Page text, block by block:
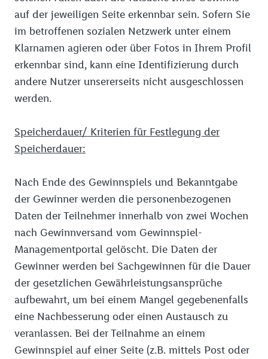
auf der jeweiligen Seite erkennbar sein. Sofern Sie
im betroffenen sozialen Netzwerk unter einem
Klarnamen agieren oder über Fotos in Ihrem Profil
erkennbar sind, kann eine Identifizierung durch
andere Nutzer unsererseits nicht ausgeschlossen
werden.
Speicherdauer/ Kriterien für Festlegung der
Speicherdauer:
Nach Ende des Gewinnspiels und Bekanntgabe
der Gewinner werden die personenbezogenen
Daten der Teilnehmer innerhalb von zwei Wochen
nach Gewinnversand vom Gewinnspiel-
Managementportal gelöscht. Die Daten der
Gewinner werden bei Sachgewinnen für die Dauer
der gesetzlichen Gewährleistungsansprüche
aufbewahrt, um bei einem Mangel gegebenenfalls
eine Nachbesserung oder einen Austausch zu
veranlassen. Bei der Teilnahme an einem
Gewinnspiel auf einer Seite (z.B. mittels Post oder